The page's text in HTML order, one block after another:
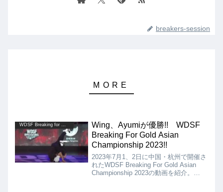
breakers-session
WDSF Breaking for Gold
Wing、Ayumiが優勝!! WDSF
Breaking For Gold Asian
Championship 2023!!
2023年7月1、2日に中国・杭州で開催さ
れたWDSF Breaking For Gold Asian
Championship 2023の動画を紹介。